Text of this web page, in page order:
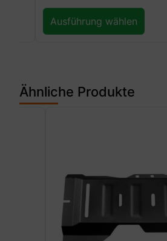
Ausführung wählen
Ähnliche Produkte